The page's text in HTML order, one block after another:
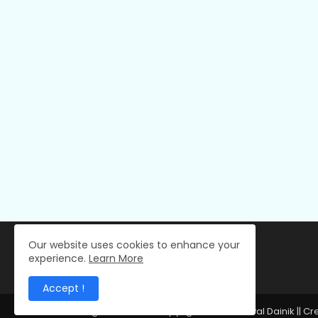
All Right Reserved Copyright © 2024 Deval Dainik ||
Our website uses cookies to enhance your
experience. Learn More
Accept !